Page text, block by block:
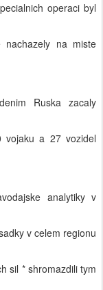
operaci byl
na miste
Ruska zacaly
vojaku a 27 vozidel
analytiky v
v celem regionu
sil * shromazdili tym